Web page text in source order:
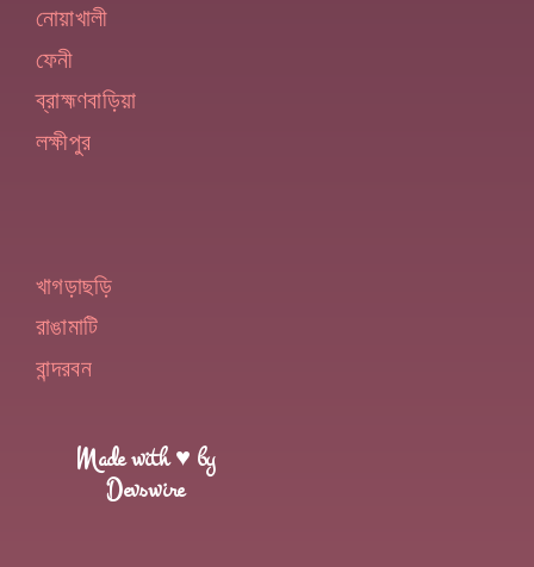
নোয়াখালী
ফেনী
ব্রাহ্মণবাড়িয়া
লক্ষীপুর
খাগড়াছড়ি
রাঙামাটি
বান্দরবন
Made with ♥ by
Devswire